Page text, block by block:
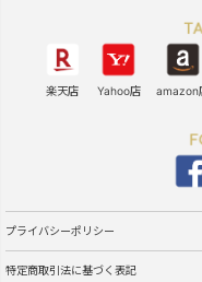
楽天店 Yahoo店 amazon
プライバシーポリシー
特定商取引法に基づく表記